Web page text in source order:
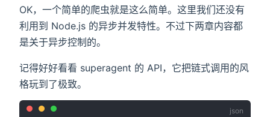
OK，一个简单的爬虫就是这么简单。这里我们还没有
利用到 Node.js 的异步并发特性。不过下两章内容都
是关于异步控制的。
记得好好看看 superagent 的 API，它把链式调用的风
格玩到了极致。